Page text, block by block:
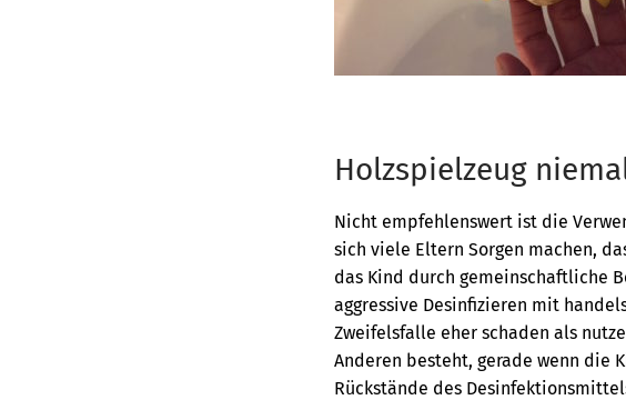
Holzspielzeug
Nicht empfehlenswert ist die
sich viele Eltern Sorgen machen,
das Kind durch gemeinschaftliche
aggressive Desinfizieren mit
Zweifelsfalle eher schaden als
Anderen besteht, gerade wenn die
Rückstände des